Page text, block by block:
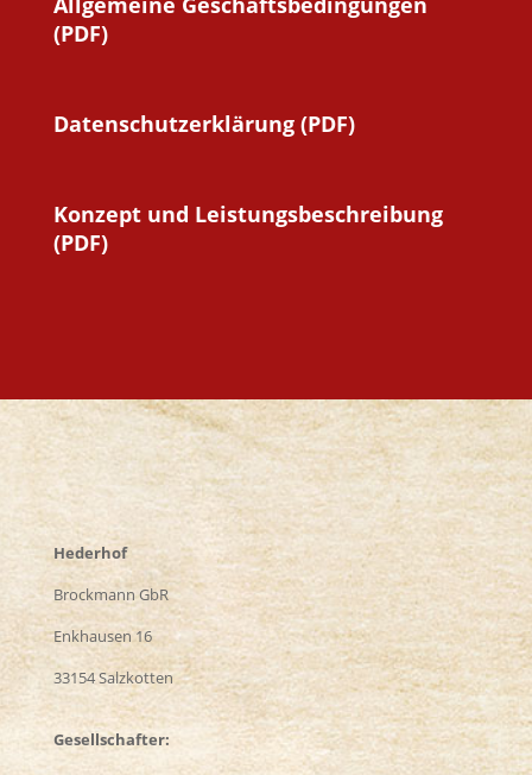
(PDF)
Datenschutzerklärung (PDF)
Konzept und Leistungsbeschreibung
(PDF)
Hederhof
Brockmann GbR
Enkhausen 16
33154 Salzkotten
Gesellschafter: